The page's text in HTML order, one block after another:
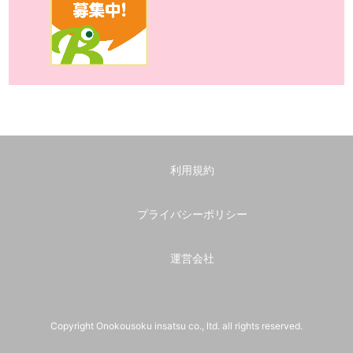
利用規約
プライバシーポリシー
運営会社
Copyright Onokousoku insatsu co., ltd. all rights reserved.